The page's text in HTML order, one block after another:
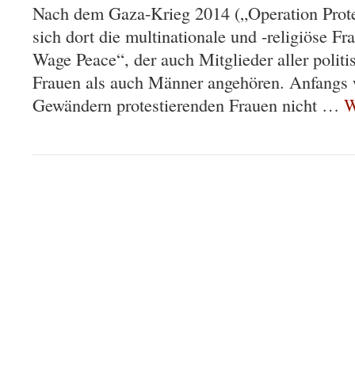
Nach dem Gaza-Krieg 2014 („Operation
sich dort die multinationale und -religiöse
Wage Peace“, der auch Mitglieder aller
Frauen als auch Männer angehören.
Gewändern protestierenden Frauen nicht …